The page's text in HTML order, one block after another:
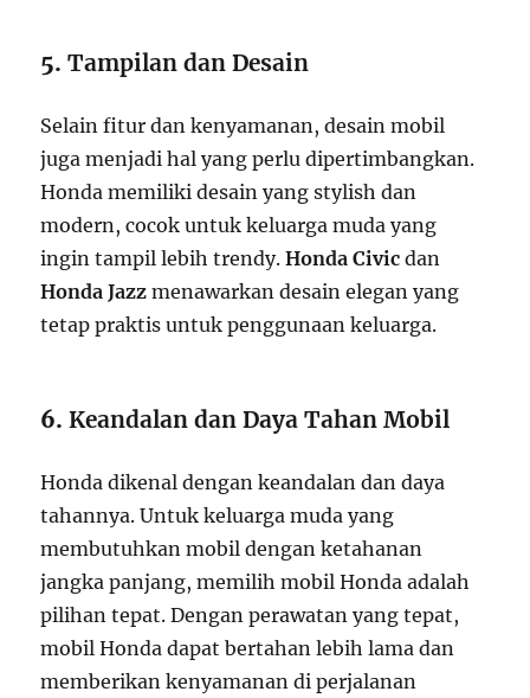
5.Tampilan dan Desain
Selain fitur dan kenyamanan, desain mobil
juga menjadi hal yang perlu dipertimbangkan.
Honda memiliki desain yang stylish dan
modern, cocok untuk keluarga muda yang
ingin tampil lebih trendy.Honda Civic dan
Honda Jazz menawarkan desain elegan yang
tetap praktis untuk penggunaan keluarga.
6.Keandalan dan Daya Tahan Mobil
Honda dikenal dengan keandalan dan daya
tahannya. Untuk keluarga muda yang
membutuhkan mobil dengan ketahanan
jangka panjang, memilih mobil Honda adalah
pilihan tepat. Dengan perawatan yang tepat,
mobil Honda dapat bertahan lebih lama dan
memberikan kenyamanan di perjalanan